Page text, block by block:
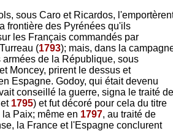
sous Caro et Ricardos,
frontière des Pyrénées qu'ils
les Français commandés par
(1793); mais, dans la
armées de la République, sous
Moncey, prirent le dessus et
Espagne. Godoy, qui était devenu
conseillé la guerre, signa le traité de
1795) et fut décoré pour cela du titre
Paix; même en 1797, au traité de
la France et l'Espagne conclurent